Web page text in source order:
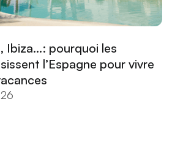
Ibiza...: pourquoi les
l’Espagne pour vivre